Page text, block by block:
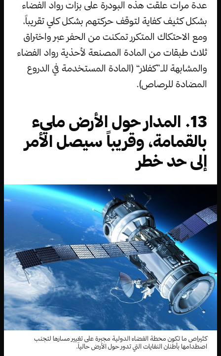
عدة مرات علقت هذه البودرة على بزات رواد الفضاء
بشكل كثيف كفاية لتوقف حركتهم بشكل كلي تقريباً،
ومع الاحتكاك المتكرر تمكنت من الحفر عبر واختراق
ثلاث طبقات من المادة المصنعة لأحذية رواد الفضاء
والمشابهة للـ”كفلار“ (المادة المستخدمة في الدروع
المضادة للرصاص).
13. المدار حول الأرض مليء
بالقمامة، وقريباً سيصل الأمر
إلى حد خطر
كثيراص ما تكون محطة الفضاء الدولية مجبرة على تغيير مسارها لتجنب
اصطدامها بأطنان النفايات التي تدور حول الأرض حالياً.